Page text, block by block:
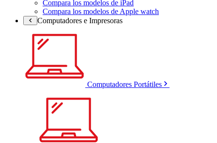
Compara los modelos de iPad
Compara los modelos de Apple watch
Computadores e Impresoras
Computadores Portátiles